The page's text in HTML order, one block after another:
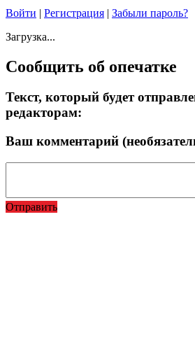
Войти | Регистрация | Забыли пароль?
Загрузка...
Сообщить об опечатке
Текст, который будет
редакторам:
Ваш комментарий
Отправить